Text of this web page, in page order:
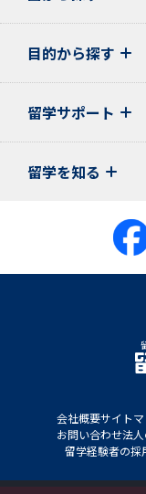
目的から探す
留学サポート
留学を知る
会社概要サイト
お問い合わせ法
留学経験者の採